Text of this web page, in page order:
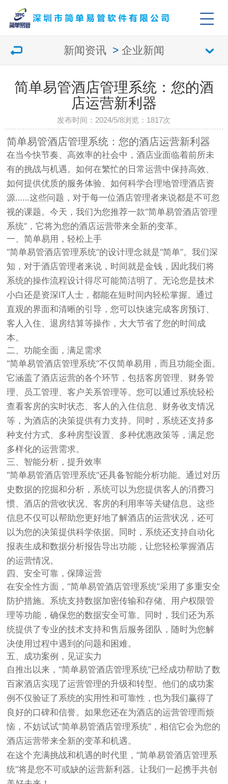
新闻资讯 > 企业新闻
简单易管酒店管理系统：您的酒
店运营新利器
发布时间：2024/5/8浏览： 1817次
简单易管酒店管理系统：您的酒店运营新利器
在当今快节奏、高效率的社会中，酒店业面临着前所未
有的挑战与机遇。如何在繁忙的日常运营中保持高效、
如何提供优质的服务体验、如何科学合理地管理酒店资
源……这些问题，对于每一位酒店管理者来说都是不可忽
视的课题。今天，我们为您推荐一款“简单易管酒店管理
系统”，它将为您的酒店运营带来全新的变革。
一、简单易用，轻松上手
“简单易管酒店管理系统”的设计理念就是“简单”。我们深
知，对于酒店管理者来说，时间就是金钱，因此我们将
系统的操作流程设计得尽可能简洁明了。无论您是技术
小白还是资深IT人士，都能在短时间内轻松掌握。通过
直观的界面和清晰的引导，您可以快速完成客房预订、
客人入住、退房结算等操作，大大节省了您的时间成
本。
二、功能全面，满足需求
“简单易管酒店管理系统”不仅简单易用，而且功能全面。
它涵盖了酒店运营的各个环节，包括客房管理、财务管
理、员工管理、客户关系管理等。您可以通过系统轻松
查看客房的实时状态、客人的入住信息、财务收支情况
等，为酒店的决策提供有力支持。同时，系统还支持多
种支付方式、多种房型设置、多种优惠政策等，满足您
多样化的运营需求。
三、智能分析，提升效率
“简单易管酒店管理系统”还具备智能分析功能。通过对历
史数据的挖掘和分析，系统可以为您提供客人的消费习
惯、酒店的营收状况、客房的利用率等关键信息。这些
信息不仅可以帮助您更好地了解酒店的运营状况，还可
以为您的决策提供科学依据。同时，系统还支持自动化
报表生成和数据分析报告导出功能，让您轻松掌握酒店
的运营情况。
四、安全可靠，保障运营
在安全性方面，“简单易管酒店管理系统”采用了多重安全
防护措施。系统支持数据加密传输和存储、用户权限管
理等功能，确保您的数据安全可靠。同时，我们还为系
统提供了专业的技术支持和售后服务团队，随时为您解
决使用过程中遇到的问题和困难。
五、成功案例，见证实力
自推出以来，“简单易管酒店管理系统”已经成功帮助了数
百家酒店实现了运营管理的升级和转型。他们的成功案
例不仅验证了系统的实用性和可靠性，也为我们赢得了
良好的口碑和信誉。如果您还在为酒店的运营管理而烦
恼，不妨试试“简单易管酒店管理系统”，相信它会为您的
酒店运营带来全新的变革和机遇。
在这个充满挑战和机遇的时代里，“简单易管酒店管理系
统”将是您不可或缺的运营新利器。让我们一起携手共创